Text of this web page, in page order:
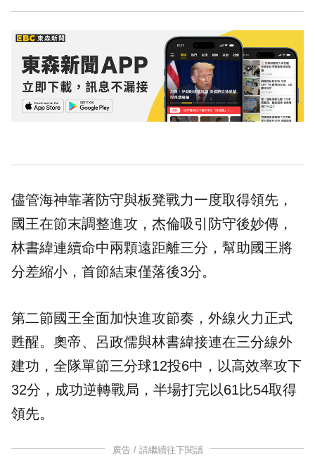
儘管海神靠著防守與板凳戰力一度取得領先，
國王在節末調整進攻，杰倫吸引防守後妙傳，
林書緯連續命中兩顆遠距離三分，幫助國王將
分差縮小，首節結束僅落後3分。
第二節國王全面加快進攻節奏，外線火力正式
甦醒。奧帝、呂政儒與林書緯接連在三分線外
建功，全隊單節三分球12投6中，以高效率攻下
32分，成功逆轉戰局，半場打完以61比54取得
領先。
廣告 / 請繼續往下閱讀